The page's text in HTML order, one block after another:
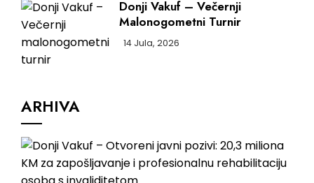
Donji Vakuf – Večernji
Malonogometni Turnir
14 Jula, 2026
ARHIVA